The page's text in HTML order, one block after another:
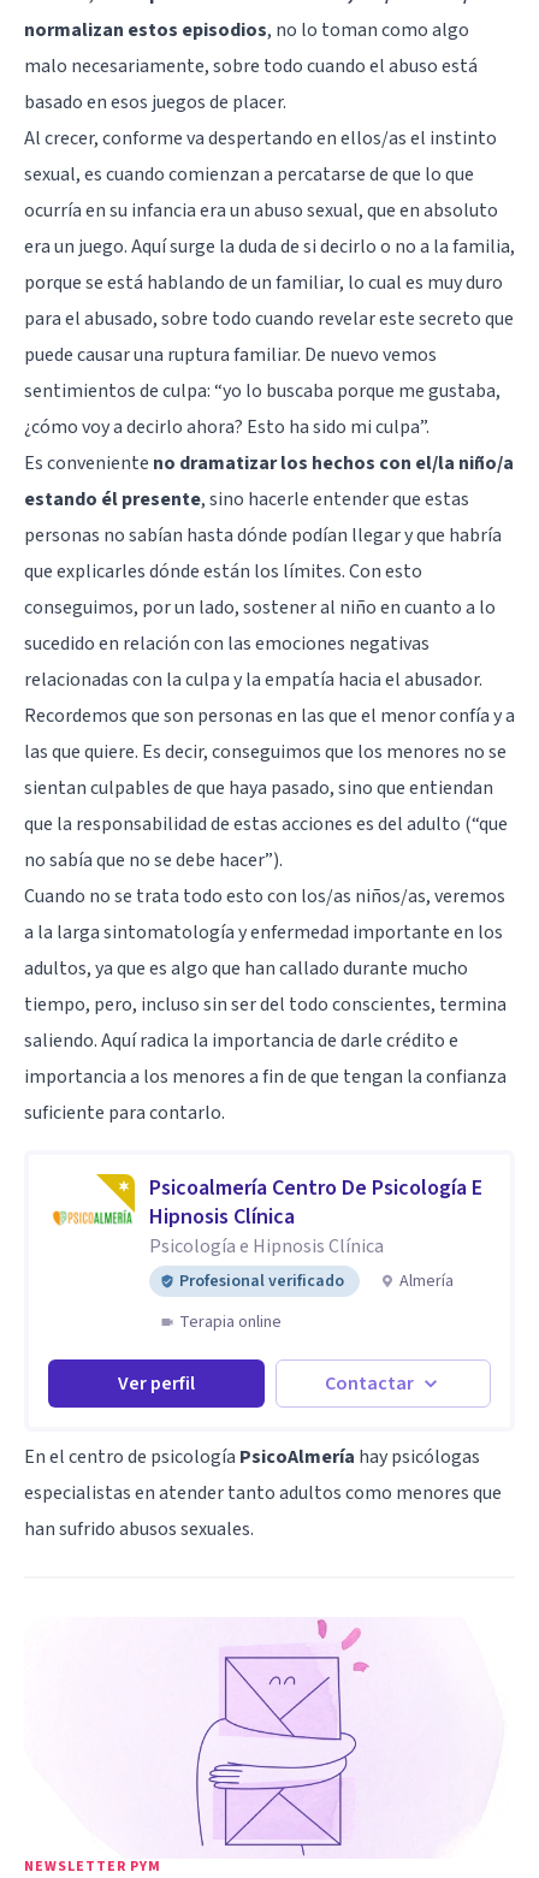
normalizan estos episodios, no lo toman como algo
malo necesariamente, sobre todo cuando el abuso está
basado en esos juegos de placer.
Al crecer, conforme va despertando en ellos/as el instinto
sexual, es cuando comienzan a percatarse de que lo que
ocurría en su infancia era un abuso sexual, que en absoluto
era un juego. Aquí surge la duda de si decirlo o no a la familia,
porque se está hablando de un familiar, lo cual es muy duro
para el abusado, sobre todo cuando revelar este secreto que
puede causar una ruptura familiar. De nuevo vemos
sentimientos de culpa: “yo lo buscaba porque me gustaba,
¿cómo voy a decirlo ahora? Esto ha sido mi culpa”.
Es conveniente no dramatizar los hechos con el/la niño/a
estando él presente, sino hacerle entender que estas
personas no sabían hasta dónde podían llegar y que habría
que explicarles dónde están los límites. Con esto
conseguimos, por un lado, sostener al niño en cuanto a lo
sucedido en relación con las emociones negativas
relacionadas con la culpa y la empatía hacia el abusador.
Recordemos que son personas en las que el menor confía y a
las que quiere. Es decir, conseguimos que los menores no se
sientan culpables de que haya pasado, sino que entiendan
que la responsabilidad de estas acciones es del adulto (“que
no sabía que no se debe hacer”).
Cuando no se trata todo esto con los/as niños/as, veremos
a la larga sintomatología y enfermedad importante en los
adultos, ya que es algo que han callado durante mucho
tiempo, pero, incluso sin ser del todo conscientes, termina
saliendo. Aquí radica la importancia de darle crédito e
importancia a los menores a fin de que tengan la confianza
suficiente para contarlo.
Psicoalmería Centro De Psicología E
Hipnosis Clínica
Psicología e Hipnosis Clínica
Profesional verificado
Almería
Terapia online
Ver perfil Contactar
En el centro de psicología PsicoAlmería hay psicólogas
especialistas en atender tanto adultos como menores que
han sufrido abusos sexuales.
NEWSLETTER PYM